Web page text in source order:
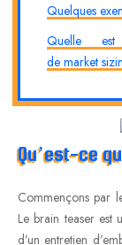
Quelques
Quelle
de market
Qu’est-ce
Commençons par
Le brain teaser est
d’un entretien